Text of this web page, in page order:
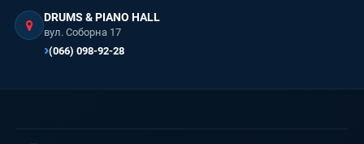
DRUMS & PIANO HALL
вул. Соборна 17
(066) 098-92-28